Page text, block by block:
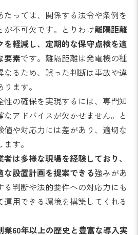
っては、関係する法令や条例を
不可欠です。とりわけ離隔距離
軽減し、定期的な保守点検を適
要素です。離隔距離は発電機の種
るため、誤った判断は事故や違
ます。
性の確保を実現するには、専門知
アドバイスが欠かせません。と
値や対応力には差があり、適切な
す。
は多様な現場を経験しており、
設置計画を提案できる強みがあ
る判断や法的要件への対応力にも
用できる環境を構築してくれる
60年以上の歴史と豊富な導入実